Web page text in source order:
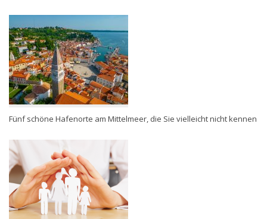
Fünf schöne Hafenorte am Mittelmeer, die Sie vielleicht nicht kennen